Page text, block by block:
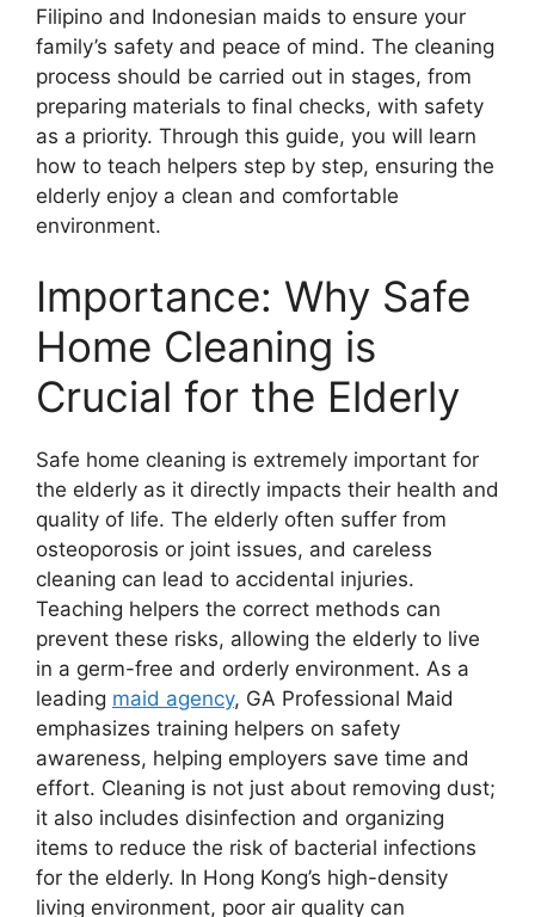
Filipino and Indonesian maids to ensure your
family’s safety and peace of mind. The cleaning
process should be carried out in stages, from
preparing materials to final checks, with safety
as a priority. Through this guide, you will learn
how to teach helpers step by step, ensuring the
elderly enjoy a clean and comfortable
environment.
Importance: Why Safe
Home Cleaning is
Crucial for the Elderly
Safe home cleaning is extremely important for
the elderly as it directly impacts their health and
quality of life. The elderly often suffer from
osteoporosis or joint issues, and careless
cleaning can lead to accidental injuries.
Teaching helpers the correct methods can
prevent these risks, allowing the elderly to live
in a germ-free and orderly environment. As a
leading maid agency, GA Professional Maid
emphasizes training helpers on safety
awareness, helping employers save time and
effort. Cleaning is not just about removing dust;
it also includes disinfection and organizing
items to reduce the risk of bacterial infections
for the elderly. In Hong Kong’s high-density
living environment, poor air quality can